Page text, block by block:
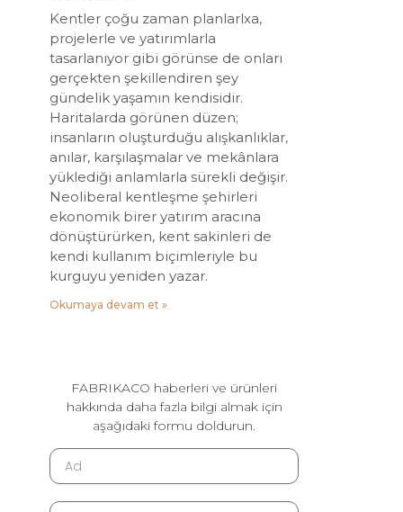
Kentler çoğu zaman planlarlxa,
projelerle ve yatırımlarla
tasarlanıyor gibi görünse de onları
gerçekten şekillendiren şey
gündelik yaşamın kendisidir.
Haritalarda görünen düzen;
insanların oluşturduğu alışkanlıklar,
anılar, karşılaşmalar ve mekânlara
yüklediği anlamlarla sürekli değişir.
Neoliberal kentleşme şehirleri
ekonomik birer yatırım aracına
dönüştürürken, kent sakinleri de
kendi kullanım biçimleriyle bu
kurguyu yeniden yazar.
Okumaya devam et »
FABRIKACO haberleri ve ürünleri
hakkında daha fazla bilgi almak için
aşağıdaki formu doldurun.